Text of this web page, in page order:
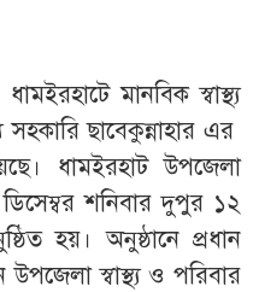
মানবিক স্বাস্থ্য
সহকারি ছাবেকুন্নাহার এর
ধামইরহাট উপজেলা
ডিসেম্বর শনিবার দুপুর ১২
হয়। অনুষ্ঠানে প্রধান
স্বাস্থ্য ও পরিবার